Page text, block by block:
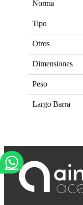
Norma
Tipo
Otros
Dimensiones
Peso
Largo Barra